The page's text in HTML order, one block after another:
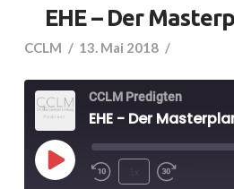
EHE – Der
CCLM 13. Mai 2018
CCLM Predigten
EHE - Der
Play